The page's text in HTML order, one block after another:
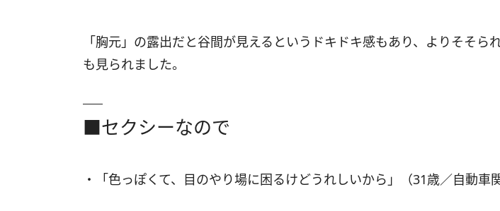
「胸元」の露出だと谷間が見えるというドキドキ感もあり、よりそそら
も見られました。
■セクシーなので
・「色っぽくて、目のやり場に困るけどうれしいから」（31歳／自動車